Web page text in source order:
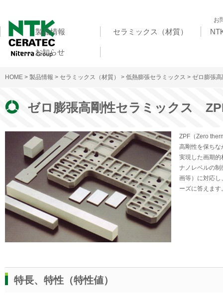
お
製品情報 セラミックス（材質）
お知らせ
HOME > 製品情報 > セラミックス（材質） > 低熱膨張セラミックス > ゼロ膨張
ゼロ膨張高剛性セラミックス
ZPF（Zero
高剛性を保ちな
実現した画期的
ナノレベルの制
画等）に対応し
ーズに答えます
特長、特性（特性値）